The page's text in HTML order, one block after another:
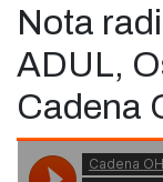
Nota
ADUL,
Cadena